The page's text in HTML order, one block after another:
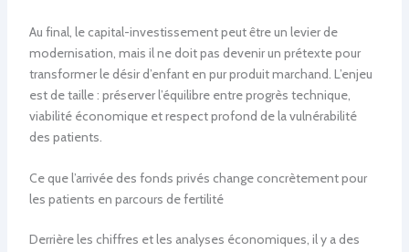
Au final, le capital-investissement peut être un levier de
modernisation, mais il ne doit pas devenir un prétexte pour
transformer le désir d’enfant en pur produit marchand. L’enjeu
est de taille : préserver l’équilibre entre progrès technique,
viabilité économique et respect profond de la vulnérabilité
des patients.
Ce que l’arrivée des fonds privés change concrètement pour
les patients en parcours de fertilité
Derrière les chiffres et les analyses économiques, il y a des